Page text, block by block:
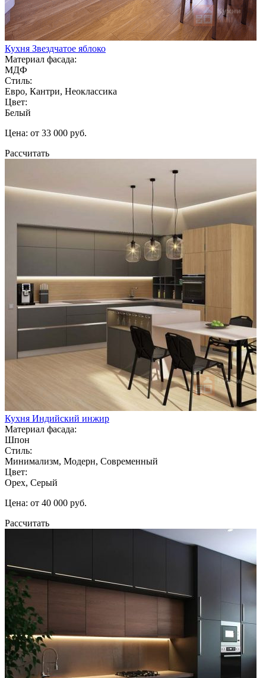
Кухня Звездчатое яблоко
Материал фасада:
МДФ
Стиль:
Евро, Кантри, Неоклассика
Цвет:
Белый
Цена: от 33 000 руб.
Рассчитать
Кухня Индийский инжир
Материал фасада:
Шпон
Стиль:
Минимализм, Модерн, Современный
Цвет:
Орех, Серый
Цена: от 40 000 руб.
Рассчитать